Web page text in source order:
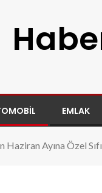
EMLAK
Haziran Ayına Özel